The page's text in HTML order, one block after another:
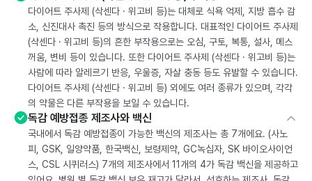
다이어트 주사제 (삭센다 · 위고비 등)는 대체로 식욕 억제, 지방 흡수 감
소, 신진대사 촉진 등의 방식으로 작용합니다. 대표적인 다이어트 주사제
(삭센다 · 위고비 등)의 흔한 부작용으로는 오심, 구토, 복통, 설사, 메스
꺼움, 변비 등이 있습니다. 또한 다이어트 주사제 (삭센다 · 위고비 등)는
사람에 따라 알레르기 반응, 우울증, 자살 충동 등도 유발할 수 있습니다.
다이어트 주사제 (삭센다 · 위고비 등) 외에도 여러 종류가 있으며, 각각
의 약물은 다른 부작용을 보일 수 있습니다.
독감 예방접종 제조사와 백신
국내에서 독감 예방접종이 가능한 백신의 제조사는 총 7개에요. (사노
피, GSK, 일양약품, 한국백신, 보령제약, GC녹십자, SK 바이오사이언
스, CSL 시퀴러스) 7개의 제조사에서 11개의 4가 독감 백신을 제공하고